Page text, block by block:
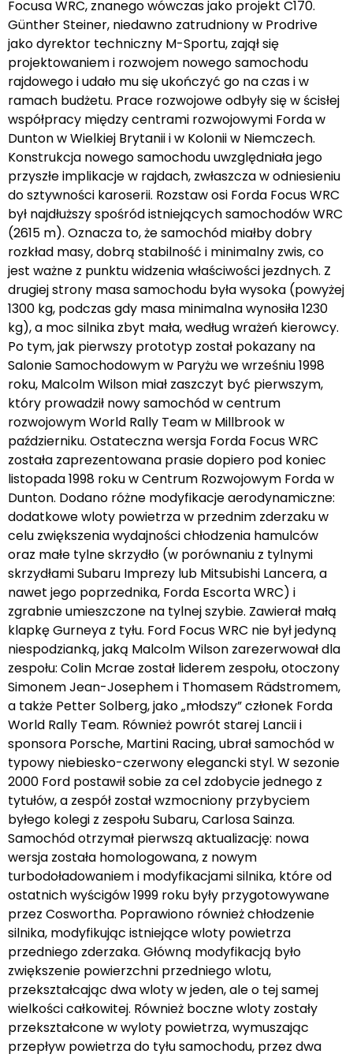
Focusa WRC, znanego wówczas jako projekt C170.
Günther Steiner, niedawno zatrudniony w Prodrive
jako dyrektor techniczny M-Sportu, zajął się
projektowaniem i rozwojem nowego samochodu
rajdowego i udało mu się ukończyć go na czas i w
ramach budżetu. Prace rozwojowe odbyły się w ścisłej
współpracy między centrami rozwojowymi Forda w
Dunton w Wielkiej Brytanii i w Kolonii w Niemczech.
Konstrukcja nowego samochodu uwzględniała jego
przyszłe implikacje w rajdach, zwłaszcza w odniesieniu
do sztywności karoserii. Rozstaw osi Forda Focus WRC
był najdłuższy spośród istniejących samochodów WRC
(2615 m). Oznacza to, że samochód miałby dobry
rozkład masy, dobrą stabilność i minimalny zwis, co
jest ważne z punktu widzenia właściwości jezdnych. Z
drugiej strony masa samochodu była wysoka (powyżej
1300 kg, podczas gdy masa minimalna wynosiła 1230
kg), a moc silnika zbyt mała, według wrażeń kierowcy.
Po tym, jak pierwszy prototyp został pokazany na
Salonie Samochodowym w Paryżu we wrześniu 1998
roku, Malcolm Wilson miał zaszczyt być pierwszym,
który prowadził nowy samochód w centrum
rozwojowym World Rally Team w Millbrook w
październiku. Ostateczna wersja Forda Focus WRC
została zaprezentowana prasie dopiero pod koniec
listopada 1998 roku w Centrum Rozwojowym Forda w
Dunton. Dodano różne modyfikacje aerodynamiczne:
dodatkowe wloty powietrza w przednim zderzaku w
celu zwiększenia wydajności chłodzenia hamulców
oraz małe tylne skrzydło (w porównaniu z tylnymi
skrzydłami Subaru Imprezy lub Mitsubishi Lancera, a
nawet jego poprzednika, Forda Escorta WRC) i
zgrabnie umieszczone na tylnej szybie. Zawierał małą
klapkę Gurneya z tyłu. Ford Focus WRC nie był jedyną
niespodzianką, jaką Malcolm Wilson zarezerwował dla
zespołu: Colin Mcrae został liderem zespołu, otoczony
Simonem Jean-Josephem i Thomasem Rädstromem,
a także Petter Solberg, jako „młodszy” członek Forda
World Rally Team. Również powrót starej Lancii i
sponsora Porsche, Martini Racing, ubrał samochód w
typowy niebiesko-czerwony elegancki styl. W sezonie
2000 Ford postawił sobie za cel zdobycie jednego z
tytułów, a zespół został wzmocniony przybyciem
byłego kolegi z zespołu Subaru, Carlosa Sainza.
Samochód otrzymał pierwszą aktualizację: nowa
wersja została homologowana, z nowym
turbodoładowaniem i modyfikacjami silnika, które od
ostatnich wyścigów 1999 roku były przygotowywane
przez Coswortha. Poprawiono również chłodzenie
silnika, modyfikując istniejące wloty powietrza
przedniego zderzaka. Główną modyfikacją było
zwiększenie powierzchni przedniego wlotu,
przekształcając dwa wloty w jeden, ale o tej samej
wielkości całkowitej. Również boczne wloty zostały
przekształcone w wyloty powietrza, wymuszając
przepływ powietrza do tyłu samochodu, przez dwa